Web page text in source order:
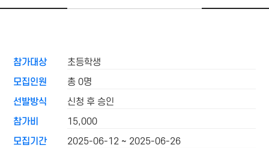
참가대상
초등학생
모집인원
총 0명
선발방식
신청 후 승인
참가비
15,000
모집기간
2025-06-12 ~ 2025-06-26